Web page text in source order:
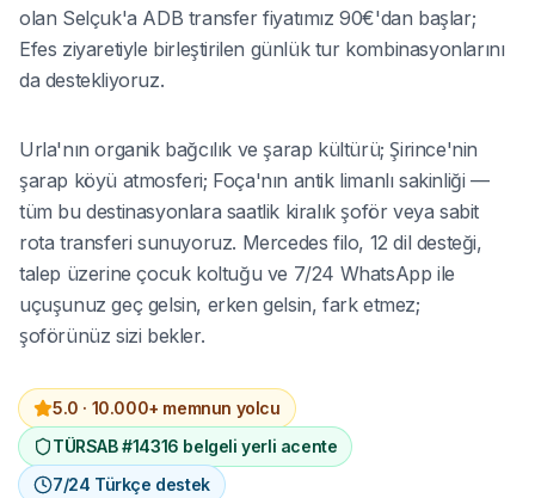
olan Selçuk'a ADB transfer fiyatımız 90€'dan başlar;
Efes ziyaretiyle birleştirilen günlük tur kombinasyonlarını
da destekliyoruz.
Urla'nın organik bağcılık ve şarap kültürü; Şirince'nin
şarap köyü atmosferi; Foça'nın antik limanlı sakinliği —
tüm bu destinasyonlara saatlik kiralık şoför veya sabit
rota transferi sunuyoruz. Mercedes filo, 12 dil desteği,
talep üzerine çocuk koltuğu ve 7/24 WhatsApp ile
uçuşunuz geç gelsin, erken gelsin, fark etmez;
şoförünüz sizi bekler.
5.0 · 10.000+ memnun yolcu
TÜRSAB #14316 belgeli yerli acente
7/24 Türkçe destek